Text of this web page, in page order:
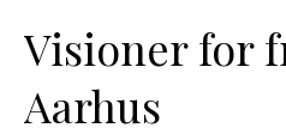
Visioner for
Aarhus